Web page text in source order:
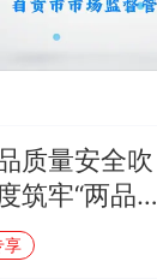
质量安全吹
筑牢“两品一
享